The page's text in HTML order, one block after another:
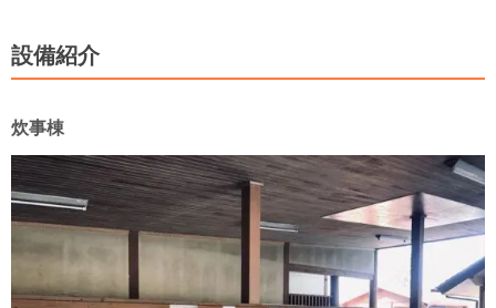
設備紹介
炊事棟